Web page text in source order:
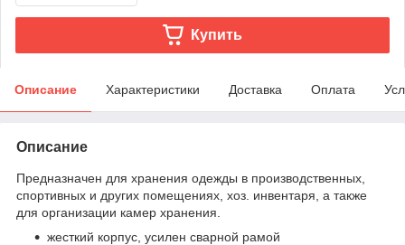
Купить
Описание Характеристики Доставка Оплата
Описание
Предназначен для хранения одежды в производственных,
спортивных и других помещениях, хоз. инвентаря, а также
для организации камер хранения.
жесткий корпус, усилен сварной рамой